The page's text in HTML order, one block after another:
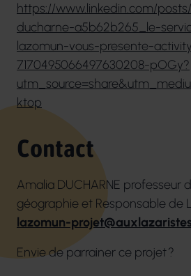
https://www.linkedin.com/
ducharne-a5b62b265_le-
lazomun-vous-presente-
7170495066497630208-pOGy?
ktop
Contact
Amalia DUCHARNE professeur
géographie et Responsable de
lazomun-
Envie de parrainer ce projet ?